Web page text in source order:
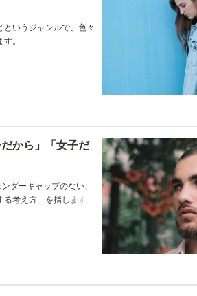
というジャンルで、色々
。
から」「女子だ
ダーギャップのない、
考え方」を指します。